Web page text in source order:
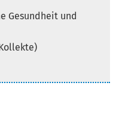
Gesundheit und